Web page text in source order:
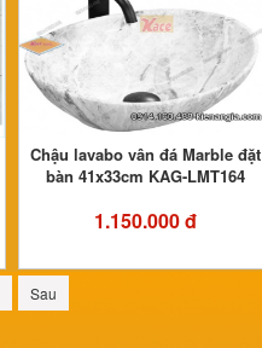
Chậu lavabo vân đá Marble đặt
bàn 41x33cm KAG-LMT164
1.150.000 đ
Sau